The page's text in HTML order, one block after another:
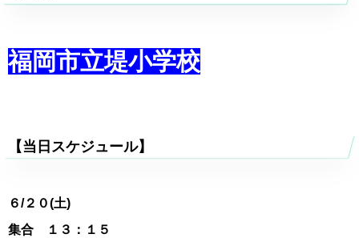
福岡市立堤小学校
【当日スケジュール】
６/２０(土)
集合 １３：１５